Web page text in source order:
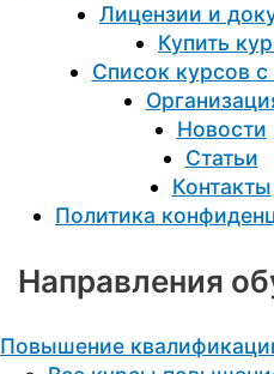
Лицензии и
Купить
Список курсов
Новости
Статьи
Контакты
Политика
Направления
Повышение